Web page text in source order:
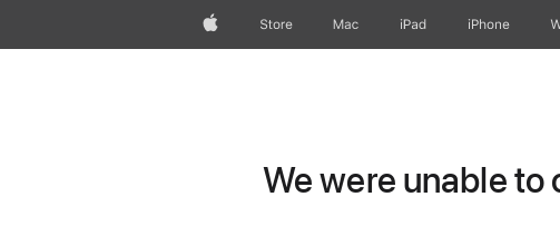
AppleStore Mac iPad iPhone
We were unable to